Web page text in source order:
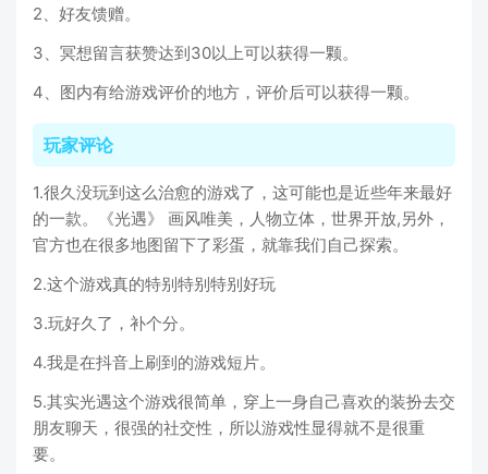
2、好友馈赠。
3、冥想留言获赞达到30以上可以获得一颗。
4、图内有给游戏评价的地方，评价后可以获得一颗。
玩家评论
1.很久没玩到这么治愈的游戏了，这可能也是近些年来最好
的一款。《光遇》 画风唯美，人物立体，世界开放,另外，
官方也在很多地图留下了彩蛋，就靠我们自己探索。
2.这个游戏真的特别特别特别好玩
3.玩好久了，补个分。
4.我是在抖音上刷到的游戏短片。
5.其实光遇这个游戏很简单，穿上一身自己喜欢的装扮去交
朋友聊天，很强的社交性，所以游戏性显得就不是很重
要。